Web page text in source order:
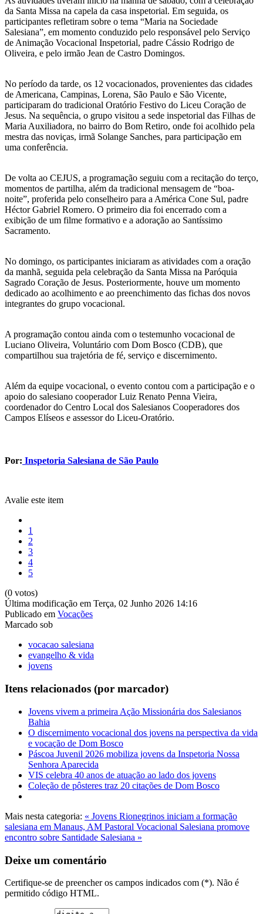
da Santa Missa na capela da casa inspetorial. Em seguida, os
participantes refletiram sobre o tema “Maria na Sociedade
Salesiana”, em momento conduzido pelo responsável pelo Serviço
de Animação Vocacional Inspetorial, padre Cássio Rodrigo de
Oliveira, e pelo irmão Jean de Castro Domingos.
No período da tarde, os 12 vocacionados, provenientes das cidades
de Americana, Campinas, Lorena, São Paulo e São Vicente,
participaram do tradicional Oratório Festivo do Liceu Coração de
Jesus. Na sequência, o grupo visitou a sede inspetorial das Filhas de
Maria Auxiliadora, no bairro do Bom Retiro, onde foi acolhido pela
mestra das noviças, irmã Solange Sanches, para participação em
uma conferência.
De volta ao CEJUS, a programação seguiu com a recitação do terço,
momentos de partilha, além da tradicional mensagem de “boa-
noite”, proferida pelo conselheiro para a América Cone Sul, padre
Héctor Gabriel Romero. O primeiro dia foi encerrado com a
exibição de um filme formativo e a adoração ao Santíssimo
Sacramento.
No domingo, os participantes iniciaram as atividades com a oração
da manhã, seguida pela celebração da Santa Missa na Paróquia
Sagrado Coração de Jesus. Posteriormente, houve um momento
dedicado ao acolhimento e ao preenchimento das fichas dos novos
integrantes do grupo vocacional.
A programação contou ainda com o testemunho vocacional de
Luciano Oliveira, Voluntário com Dom Bosco (CDB), que
compartilhou sua trajetória de fé, serviço e discernimento.
Além da equipe vocacional, o evento contou com a participação e o
apoio do salesiano cooperador Luiz Renato Penna Vieira,
coordenador do Centro Local dos Salesianos Cooperadores dos
Campos Elíseos e assessor do Liceu-Oratório.
Por: Inspetoria Salesiana de São Paulo
Avalie este item
1
2
3
4
5
(0 votos)
Última modificação em Terça, 02 Junho 2026 14:16
Publicado em Vocações
Marcado sob
vocacao salesiana
evangelho & vida
jovens
Itens relacionados (por marcador)
Jovens vivem a primeira Ação Missionária dos Salesianos
Bahia
O discernimento vocacional dos jovens na perspectiva da vida
e vocação de Dom Bosco
Páscoa Juvenil 2026 mobiliza jovens da Inspetoria Nossa
Senhora Aparecida
VIS celebra 40 anos de atuação ao lado dos jovens
Coleção de pôsteres traz 20 citações de Dom Bosco
Mais nesta categoria: « Jovens Rionegrinos iniciam a formação
salesiana em Manaus, AM Pastoral Vocacional Salesiana promove
encontro sobre Santidade Salesiana »
Deixe um comentário
Certifique-se de preencher os campos indicados com (*). Não é
permitido código HTML.